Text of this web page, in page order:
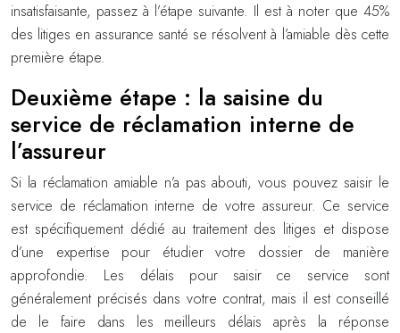
insatisfaisante, passez à l’étape suivante. Il est à noter que 45%
des litiges en assurance santé se résolvent à l’amiable dès cette
première étape.
Deuxième étape : la saisine du
service de réclamation interne de
l’assureur
Si la réclamation amiable n’a pas abouti, vous pouvez saisir le
service de réclamation interne de votre assureur. Ce service
est spécifiquement dédié au traitement des litiges et dispose
d’une expertise pour étudier votre dossier de manière
approfondie. Les délais pour saisir ce service sont
généralement précisés dans votre contrat, mais il est conseillé
de le faire dans les meilleurs délais après la réponse